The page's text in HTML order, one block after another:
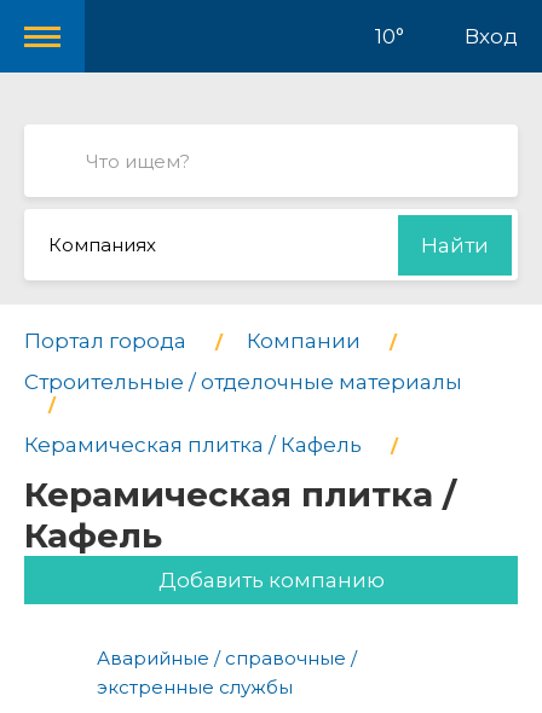
10° Вход
Компаниях Найти
Портал города
Компании
Строительные / отделочные материалы
Керамическая плитка / Кафель
Керамическая плитка /
Кафель
Добавить компанию
Аварийные / справочные /
экстренные службы